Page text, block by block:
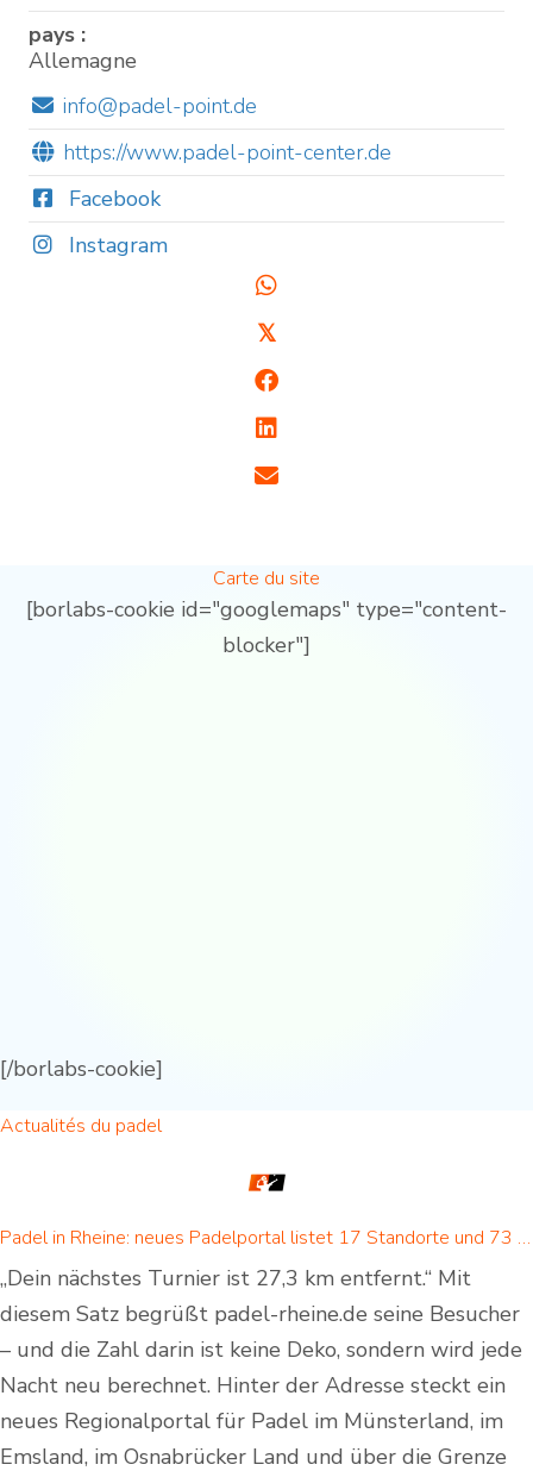
pays :
Allemagne
info@padel-point.de
https://www.padel-point-center.de
Facebook
Instagram
𝕏
Carte du site
[borlabs-cookie id="googlemaps" type="content-
blocker"]
[/borlabs-cookie]
Actualités du padel
Padel in Rheine: neues Padelportal listet 17 Standorte und 73 Padel-Courts in Rheine und Umgebung
„Dein nächstes Turnier ist 27,3 km entfernt.“ Mit
diesem Satz begrüßt padel-rheine.de seine Besucher
– und die Zahl darin ist keine Deko, sondern wird jede
Nacht neu berechnet. Hinter der Adresse steckt ein
neues Regionalportal für Padel im Münsterland, im
Emsland, im Osnabrücker Land und über die Grenze